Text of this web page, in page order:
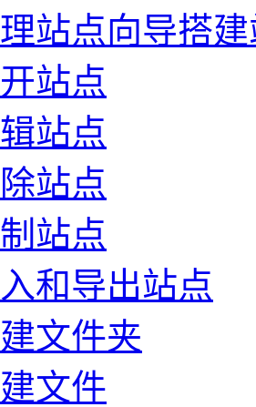
站点向导搭
站点
站点
站点
站点
和导出站点
文件夹
文件